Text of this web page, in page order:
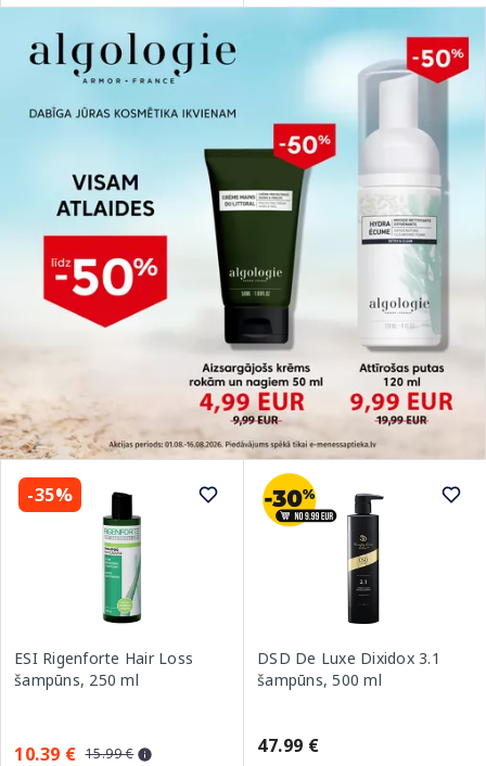
-35%
ESI Rigenforte Hair Loss
šampūns, 250 ml
10.39 € 15.99 €
DSD De Luxe Dixidox 3.1
šampūns, 500 ml
47.99 €